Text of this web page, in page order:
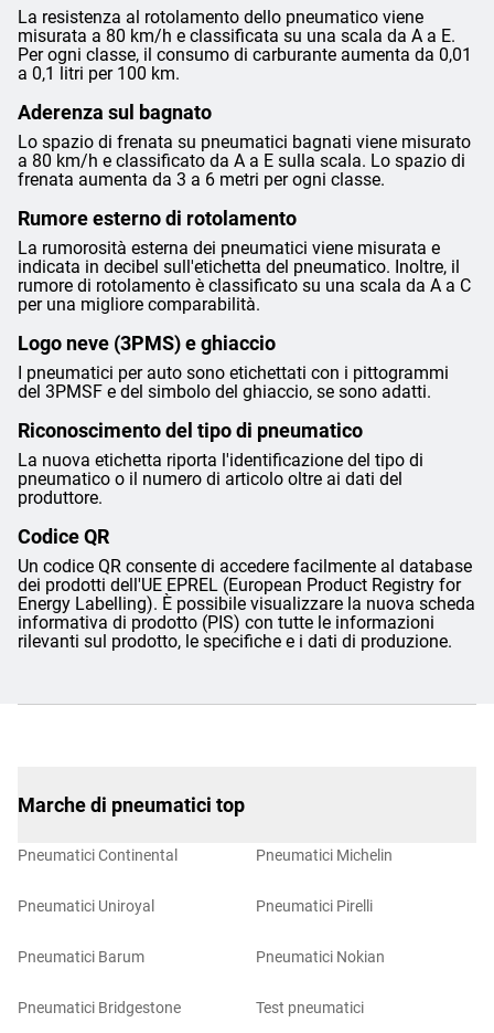
La resistenza al rotolamento dello pneumatico viene
misurata a 80 km/h e classificata su una scala da A a E.
Per ogni classe, il consumo di carburante aumenta da 0,01
a 0,1 litri per 100 km.
Aderenza sul bagnato
Lo spazio di frenata su pneumatici bagnati viene misurato
a 80 km/h e classificato da A a E sulla scala. Lo spazio di
frenata aumenta da 3 a 6 metri per ogni classe.
Rumore esterno di rotolamento
La rumorosità esterna dei pneumatici viene misurata e
indicata in decibel sull'etichetta del pneumatico. Inoltre, il
rumore di rotolamento è classificato su una scala da A a C
per una migliore comparabilità.
Logo neve (3PMS) e ghiaccio
I pneumatici per auto sono etichettati con i pittogrammi
del 3PMSF e del simbolo del ghiaccio, se sono adatti.
Riconoscimento del tipo di pneumatico
La nuova etichetta riporta l'identificazione del tipo di
pneumatico o il numero di articolo oltre ai dati del
produttore.
Codice QR
Un codice QR consente di accedere facilmente al database
dei prodotti dell'UE EPREL (European Product Registry for
Energy Labelling). È possibile visualizzare la nuova scheda
informativa di prodotto (PIS) con tutte le informazioni
rilevanti sul prodotto, le specifiche e i dati di produzione.
Marche di pneumatici top
Pneumatici Continental
Pneumatici Uniroyal
Pneumatici Barum
Pneumatici Bridgestone
Pneumatici Michelin
Pneumatici Pirelli
Pneumatici Nokian
Test pneumatici